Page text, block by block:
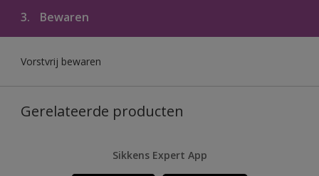
3. Bewaren
Vorstvrij bewaren
Gerelateerde producten
Sikkens Expert App